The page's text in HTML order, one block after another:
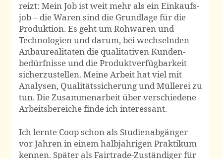
reizt: Mein Job ist weit mehr als ein Einkaufs­
job – die Waren sind die Grund­lage für die
Produktion. Es geht um Roh­waren und
Techno­logien und darum, bei wechselnden
Anbau­realitäten die qualitativen Kunden­
bedürfnisse und die Produkt­verfügbarkeit
sicherzustellen. Meine Arbeit hat viel mit
Analysen, Qualitäts­sicherung und Müllerei zu
tun. Die Zusammen­arbeit über verschiedene
Arbeits­bereiche finde ich interessant.
Ich lernte Coop schon als Studien­abgänger
vor Jahren in einem halb­jährigen Praktikum
kennen. Später als Fairtrade-Zuständiger für